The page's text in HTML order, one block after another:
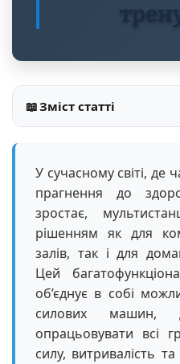
📖Зміст статті
У сучасному світі, де
прагнення до
зростає,
рішенням як для
залів, так і для
Цей
об’єднує в собі
силових машин,
опрацьовувати всі
силу, витривалість